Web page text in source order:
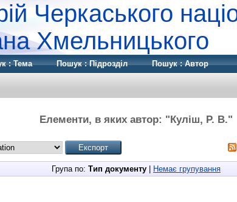
Черкаського
Хмельницького
: Тема Пошук : Підрозділ Пошук : Автор
Елементи, в яких автор: "Куліш, Р. В."
Група по: Тип документу Немає групування